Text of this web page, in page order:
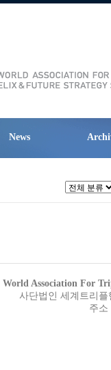
News
World Association For
사단법인 세계트리
주소